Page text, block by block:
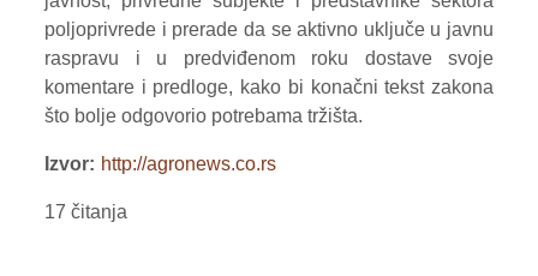
poljoprivrede i prerade da se aktivno uključe u javnu
raspravu i u predviđenom roku dostave svoje
komentare i predloge, kako bi konačni tekst zakona
što bolje odgovorio potrebama tržišta.
Izvor http://agronews.co.rs
17 čitanja